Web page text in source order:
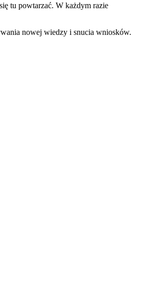
tu powtarzać. W każdym razie
nowej wiedzy i snucia wniosków.